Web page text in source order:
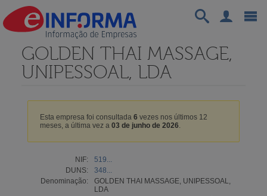
GOLDEN THAI MASSAGE,
UNIPESSOAL, LDA
Esta empresa foi consultada 6 vezes nos últimos 12
meses, a última vez a 03 de junho de 2026.
NIF:
519...
DUNS:
348...
Denominação:
GOLDEN THAI MASSAGE, UNIPESSOAL,
LDA